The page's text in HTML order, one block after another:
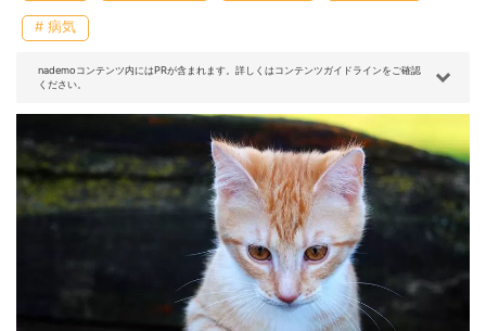
# 病気
nademoコンテンツ内にはPRが含まれます。詳しくはコンテンツガイドラインをご確認
ください。